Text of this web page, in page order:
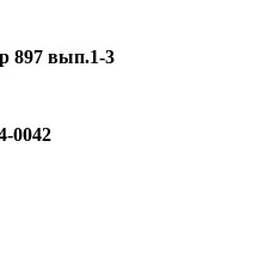
897 вып.1-3
0042